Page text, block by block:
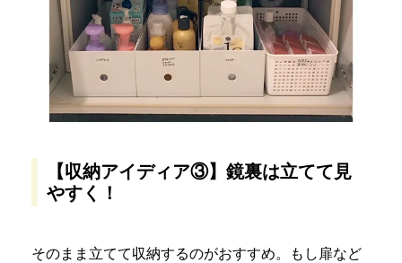
【収納アイディア③】鏡裏は立てて見
やすく！
そのまま立てて収納するのがおすすめ。もし扉など